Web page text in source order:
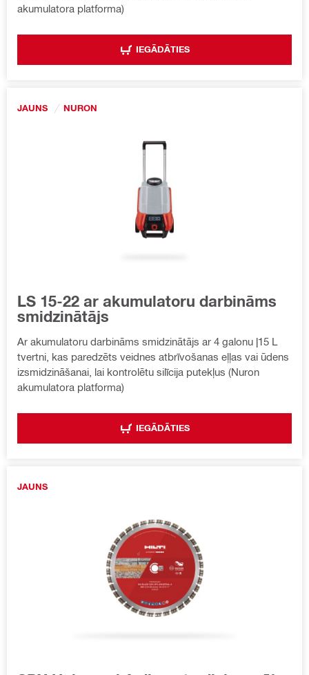
akumulatora platforma)
IEGĀDĀTIES
JAUNS NURON
LS 15-22 ar akumulatoru darbināms
smidzinātājs
Ar akumulatoru darbināms smidzinātājs ar 4 galonu |15 L
tvertni, kas paredzēts veidnes atbrīvošanas eļļas vai ūdens
izsmidzināšanai, lai kontrolētu silīcija putekļus (Nuron
akumulatora platforma)
IEGĀDĀTIES
JAUNS